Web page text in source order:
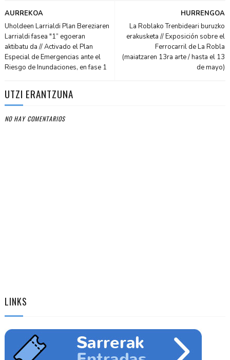
HURRENGOA
La Roblako Trenbideari buruzko
erakusketa // Exposición sobre el
Ferrocarril de La Robla
(maiatzaren 13ra arte / hasta el 13
de mayo)
AURREKOA
Uholdeen Larrialdi Plan Bereziaren
Larrialdi fasea "1” egoeran
aktibatu da // Activado el Plan
Especial de Emergencias ante el
Riesgo de Inundaciones, en fase 1
UTZI ERANTZUNA
NO HAY COMENTARIOS
LINKS